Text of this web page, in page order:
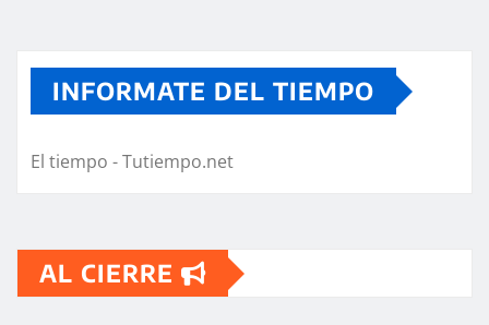
INFORMATE DEL TIEMPO
El tiempo - Tutiempo.net
AL CIERRE